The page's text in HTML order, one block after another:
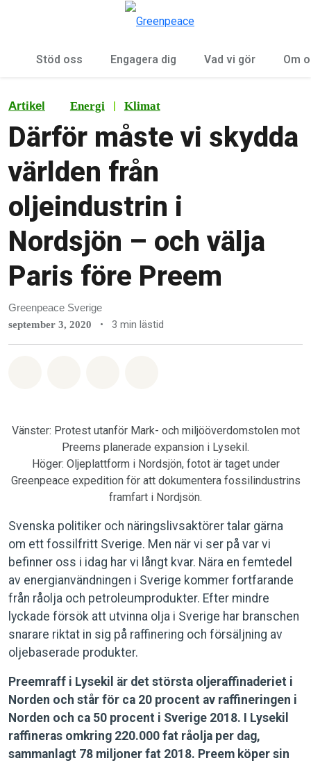
Stöd oss Engagera dig Vad vi gör Om
Artikel Energi | Klimat
Därför måste vi skydda
världen från
oljeindustrin i
Nordsjön – och välja
Paris före Preem
Greenpeace Sverige
september 3, 2020 • 3 min lästid
Vänster: Protest utanför Mark- och miljööverdomstolen mot
Preems planerade expansion i Lysekil.
Höger: Oljeplattform i Nordsjön, fotot är taget under
Greenpeace expedition för att dokumentera fossilindustrins
framfart i Nordjsön.
Svenska politiker och näringslivsaktörer talar gärna
om ett fossilfritt Sverige. Men när vi ser på var vi
befinner oss i idag har vi långt kvar. Nära en femtedel
av energianvändningen i Sverige kommer fortfarande
från råolja och petroleumprodukter. Efter mindre
lyckade försök att utvinna olja i Sverige har branschen
snarare riktat in sig på raffinering och försäljning av
oljebaserade produkter.
Preemraff i Lysekil är det största oljeraffinaderiet i
Norden och står för ca 20 procent av raffineringen i
Norden och ca 50 procent i Sverige 2018. I Lysekil
raffineras omkring 220.000 fat råolja per dag,
sammanlagt 78 miljoner fat 2018. Preem köper sin